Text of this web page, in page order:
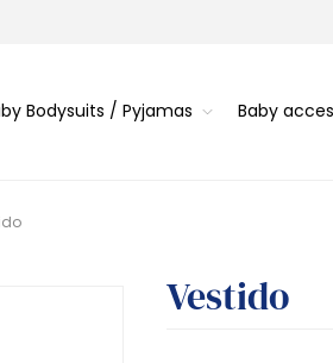
Bodysuits / Pyjamas Baby
Vestido